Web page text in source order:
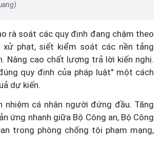
rà soát các quy định đang chậm theo
xử phạt, siết kiểm soát các nền tảng
Nâng cao chất lượng trả lời kiến nghị.
quy định của pháp luật" một cách
dự kiến.
cá nhân người đứng đầu. Tăng
ứng nhanh giữa Bộ Công an, Bộ Công
trong phòng chống tội phạm mạng,